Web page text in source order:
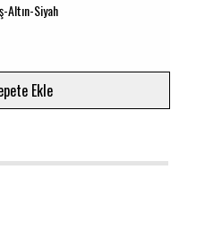
Altın-Siyah
Ekle
1011121314151617181920